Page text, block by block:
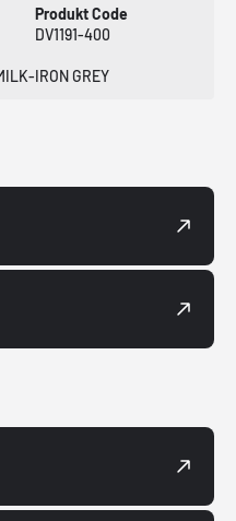
Produkt Code
DV1191-400
IRON GREY